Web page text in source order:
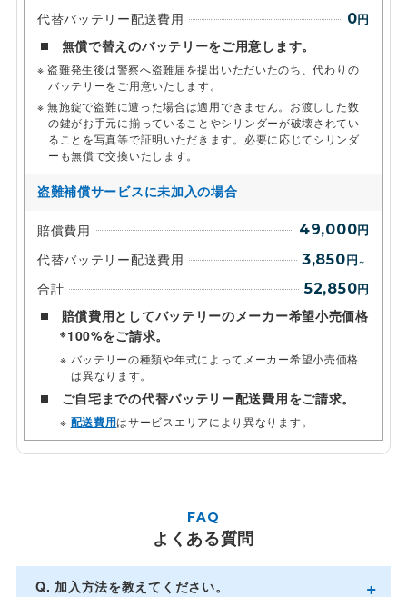
代替バッテリー配送費用 0円
無償で替えのバッテリーをご用意します。
盗難発生後は警察へ盗難届を提出いただいたのち、代わりの
バッテリーをご用意いたします。
無施錠で盗難に遭った場合は適用できません。お渡しした数
の鍵がお手元に揃っていることやシリンダーが破壊されてい
ることを写真等で証明いただきます。必要に応じてシリンダ
ーも無償で交換いたします。
盗難補償サービスに未加入の場合
賠償費用 49,000円
代替バッテリー配送費用 3,850円 ～
合計 52,850円
賠償費用としてバッテリーのメーカー希望小売価格
※100%をご請求。
バッテリーの種類や年式によってメーカー希望小売価格
は異なります。
ご自宅までの代替バッテリー配送費用をご請求。
配送費用はサービスエリアにより異なります。
FAQ
よくある質問
加入方法を教えてください。